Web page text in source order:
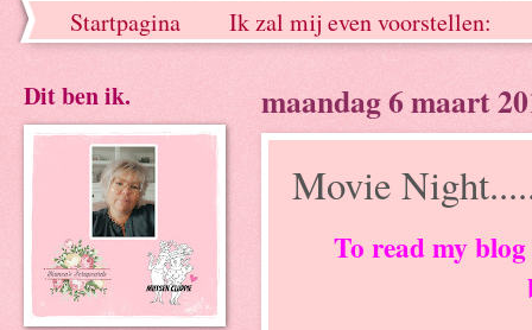
Startpagina Ik zal mij even voorstellen:
maandag 6 maart
Movie
To read my
Dit ben ik.